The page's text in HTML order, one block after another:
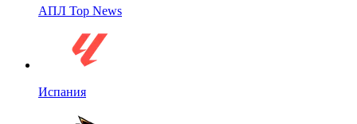
АПЛ Top News
Испания